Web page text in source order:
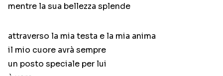
mentre la sua bellezza splende
attraverso la mia testa e la mia anima
il mio cuore avrà sempre
un posto speciale per lui